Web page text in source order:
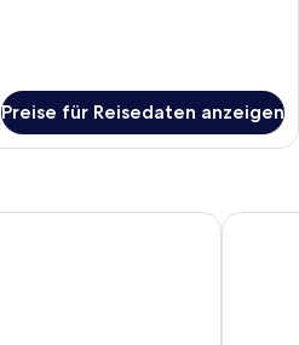
Preise für Reisedaten anzeigen
Sercotel